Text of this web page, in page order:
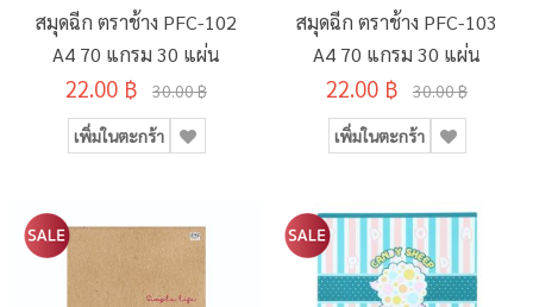
สมุดฉีก ตราช้าง PFC-102
A4 70 แกรม 30 แผ่น
22.00 ฿ 30.00 ฿
เพิ่มในตะกร้า
สมุดฉีก ตราช้าง PFC-103
A4 70 แกรม 30 แผ่น
22.00 ฿ 30.00 ฿
เพิ่มในตะกร้า